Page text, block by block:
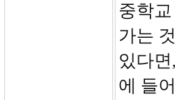
중학
가는
있다
에 들